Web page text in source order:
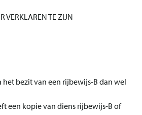
VERKLAREN TE ZIJN
bezit van een rijbewijs-B dan wel
een kopie van diens rijbewijs-B of